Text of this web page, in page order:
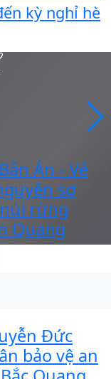
kỳ nghỉ hè
Án - Vẻ
sơ
rừng
Quang
Đức
bảo vệ an